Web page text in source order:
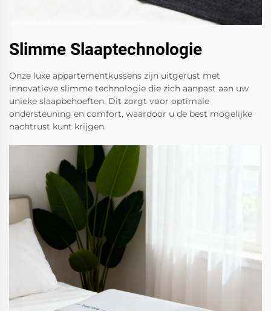
Slimme Slaaptechnologie
Onze luxe appartementkussens zijn uitgerust met
innovatieve slimme technologie die zich aanpast aan uw
unieke slaapbehoeften. Dit zorgt voor optimale
ondersteuning en comfort, waardoor u de best mogelijke
nachtrust kunt krijgen.